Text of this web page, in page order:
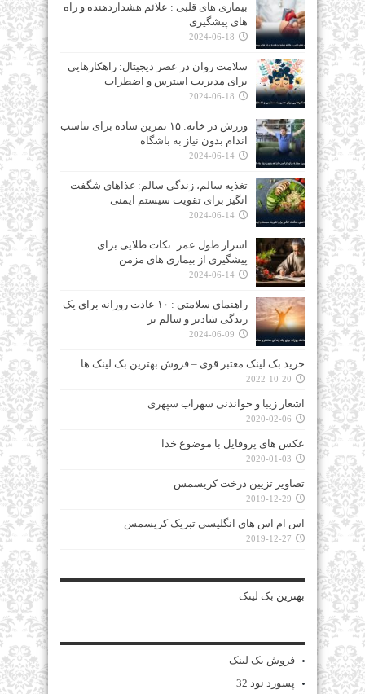
بیماری‌ های قلبی : علائم هشداردهنده و راه‌
های پیشگیری
2024-06-18
سلامت روان در عصر دیجیتال: راهکارهایی
برای مدیریت استرس و اضطراب
2024-06-18
ورزش در خانه: ۱۵ تمرین ساده برای تناسب
اندام بدون نیاز به باشگاه
2024-06-14
تغذیه سالم، زندگی سالم: غذاهای شگفت‌
انگیز برای تقویت سیستم ایمنی
2024-06-14
اسرار طول عمر: نکات طلایی برای
پیشگیری از بیماری‌ های مزمن
2024-06-14
راهنمای سلامتی : ۱۰ عادت روزانه برای یک
زندگی شادتر و سالم‌ تر
2024-06-09
خرید بک لینک معتبر قوی – فروش بهترین بک لینک ها
2022-10-20
اشعار زیبا و خواندنی سهراب سپهری
2020-02-06
عکس های پروفایل با موضوع خدا
2020-01-03
تصاویر تزیین درخت کریسمس
2019-12-29
اس ام اس های انگلیسی تبریک کریسمس
2019-12-27
بهترین بک لینک
فروش بک لینک
پسورد نود 32